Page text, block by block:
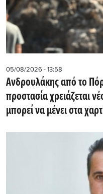
05/08/2026 - 13:58
Ανδρουλάκης από το
προστασία χρειάζεται
μπορεί να μένει στα